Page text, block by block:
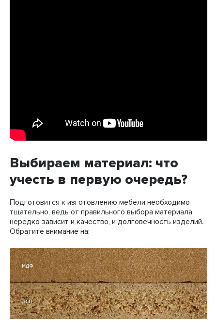
Выбираем материал: что
учесть в первую очередь?
Подготовится к изготовлению мебели необходимо
тщательно, ведь от правильного выбора материала,
нередко зависит и качество, и долговечность изделий.
Обратите внимание на: